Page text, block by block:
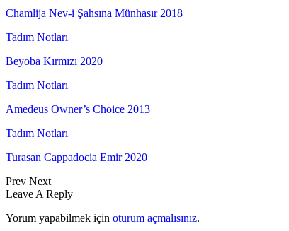
Chamlija Nev-i Şahsına Münhasır 2018
Tadım Notları
Beyoba Kırmızı 2020
Tadım Notları
Amedeus Owner’s Choice 2013
Tadım Notları
Turasan Cappadocia Emir 2020
Prev Next
Leave A Reply
Yorum yapabilmek için oturum açmalısınız.